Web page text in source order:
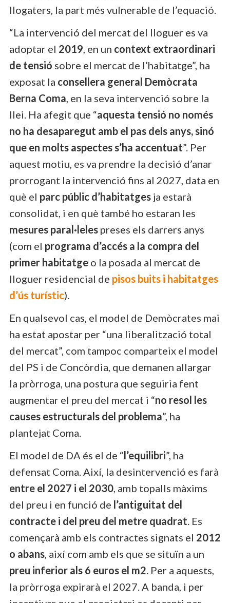
llogaters, la part més vulnerable de l’equació.
“La intervenció del mercat del lloguer es va
adoptar el 2019, en un context extraordinari
de tensió sobre el mercat de l’habitatge”, ha
exposat la consellera general Demòcrata
Berna Coma, en la seva intervenció sobre la
llei. Ha afegit que “aquesta tensió no només
no ha desaparegut amb el pas dels anys, sinó
que en molts aspectes s’ha accentuat”. Per
aquest motiu, es va prendre la decisió d’anar
prorrogant la intervenció fins al 2027, data en
què el parc públic d’habitatges ja estarà
consolidat, i en què també ho estaran les
mesures paral·leles preses els darrers anys
(com el programa d’accés a la compra del
primer habitatge o la posada al mercat de
lloguer residencial de pisos buits i habitatges
d’ús turístic).
En qualsevol cas, el model de Demòcrates mai
ha estat apostar per “una liberalització total
del mercat”, com tampoc comparteix el model
del PS i de Concòrdia, que demanen allargar
la pròrroga, una postura que seguiria fent
augmentar el preu del mercat i “no resol les
causes estructurals del problema”, ha
plantejat Coma.
El model de DA és el de “l’equilibri”, ha
defensat Coma. Així, la desintervenció es farà
entre el 2027 i el 2030, amb topalls màxims
del preu i en funció de l’antiguitat del
contracte i del preu del metre quadrat. Es
començarà amb els contractes signats el 2012
o abans, així com amb els que se situïn a un
preu inferior als 6 euros el m2. Per a aquests,
la pròrroga expirarà el 2027. A banda, i per